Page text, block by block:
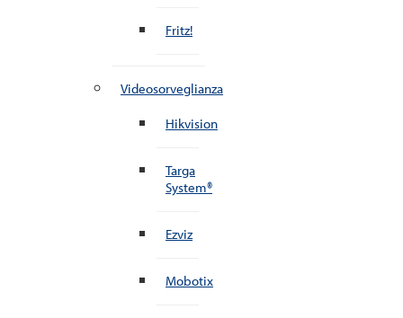
Fritz!
Videosorveglianza
Hikvision
Targa
System®
Ezviz
Mobotix